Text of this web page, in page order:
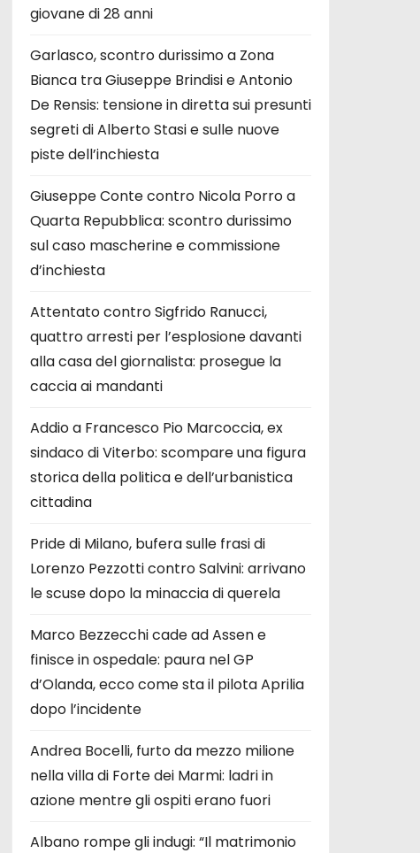
giovane di 28 anni
Garlasco, scontro durissimo a Zona
Bianca tra Giuseppe Brindisi e Antonio
De Rensis: tensione in diretta sui presunti
segreti di Alberto Stasi e sulle nuove
piste dell’inchiesta
Giuseppe Conte contro Nicola Porro a
Quarta Repubblica: scontro durissimo
sul caso mascherine e commissione
d’inchiesta
Attentato contro Sigfrido Ranucci,
quattro arresti per l’esplosione davanti
alla casa del giornalista: prosegue la
caccia ai mandanti
Addio a Francesco Pio Marcoccia, ex
sindaco di Viterbo: scompare una figura
storica della politica e dell’urbanistica
cittadina
Pride di Milano, bufera sulle frasi di
Lorenzo Pezzotti contro Salvini: arrivano
le scuse dopo la minaccia di querela
Marco Bezzecchi cade ad Assen e
finisce in ospedale: paura nel GP
d’Olanda, ecco come sta il pilota Aprilia
dopo l’incidente
Andrea Bocelli, furto da mezzo milione
nella villa di Forte dei Marmi: ladri in
azione mentre gli ospiti erano fuori
Albano rompe gli indugi: “Il matrimonio